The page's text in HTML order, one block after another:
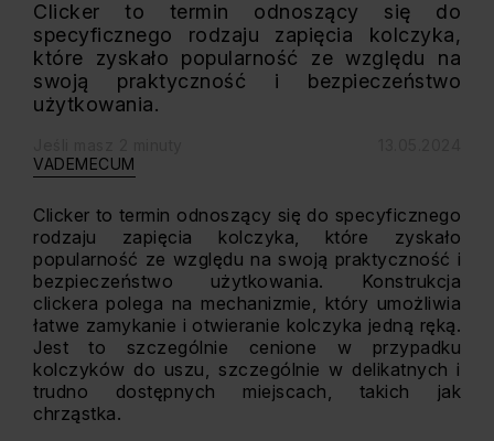
Clicker to termin odnoszący się do
specyficznego rodzaju zapięcia kolczyka,
które zyskało popularność ze względu na
swoją praktyczność i bezpieczeństwo
użytkowania.
VADEMECUM
Clicker to termin odnoszący się do specyficznego
rodzaju zapięcia kolczyka, które zyskało
popularność ze względu na swoją praktyczność i
bezpieczeństwo użytkowania. Konstrukcja
clickera polega na mechanizmie, który umożliwia
łatwe zamykanie i otwieranie kolczyka jedną ręką.
Jest to szczególnie cenione w przypadku
kolczyków do uszu, szczególnie w delikatnych i
trudno dostępnych miejscach, takich jak
chrząstka.